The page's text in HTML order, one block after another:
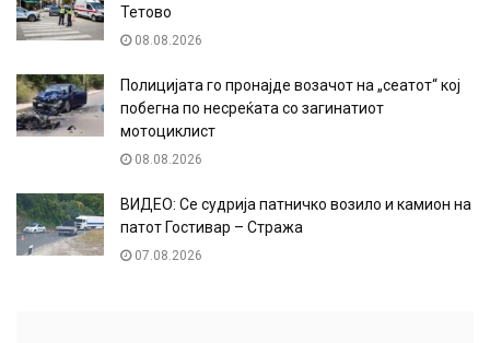
Тетово
08.08.2026
Полицијата го пронајде возачот на „сеатот“ кој
побегна по несреќата со загинатиот
мотоциклист
08.08.2026
ВИДЕО: Се судрија патничко возило и камион на
патот Гостивар – Стража
07.08.2026